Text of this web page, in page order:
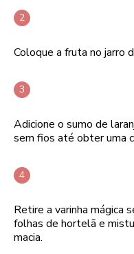
Coloque a fruta no jarro
Adicione o sumo de
sem fios até obter uma
Retire a varinha mágica
folhas de hortelã e
macia.